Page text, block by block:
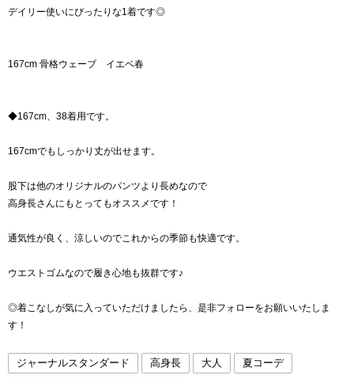
デイリー使いにぴったりな1着です◎
167cm 骨格ウェーブ イエベ春
◆167cm、38着用です。
167cmでもしっかり丈が出せます。
股下は他のオリジナルのパンツより長めなので
高身長さんにもとってもオススメです！
通気性が良く、涼しいのでこれからの季節も快適です。
ウエストゴムなので履き心地も抜群です♪
◎着こなしが気に入っていただけましたら、是非フォローをお願いいたしま
す！
ジャーナルスタンダード 高身長 大人 夏コーデ